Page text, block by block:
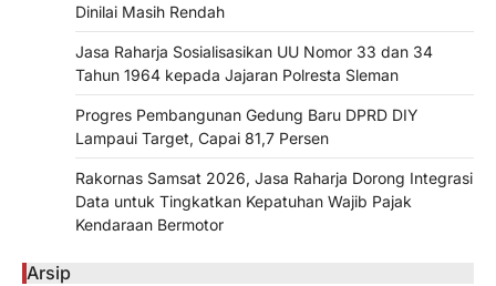
Dinilai Masih Rendah
Jasa Raharja Sosialisasikan UU Nomor 33 dan 34
Tahun 1964 kepada Jajaran Polresta Sleman
Progres Pembangunan Gedung Baru DPRD DIY
Lampaui Target, Capai 81,7 Persen
Rakornas Samsat 2026, Jasa Raharja Dorong Integrasi
Data untuk Tingkatkan Kepatuhan Wajib Pajak
Kendaraan Bermotor
Arsip